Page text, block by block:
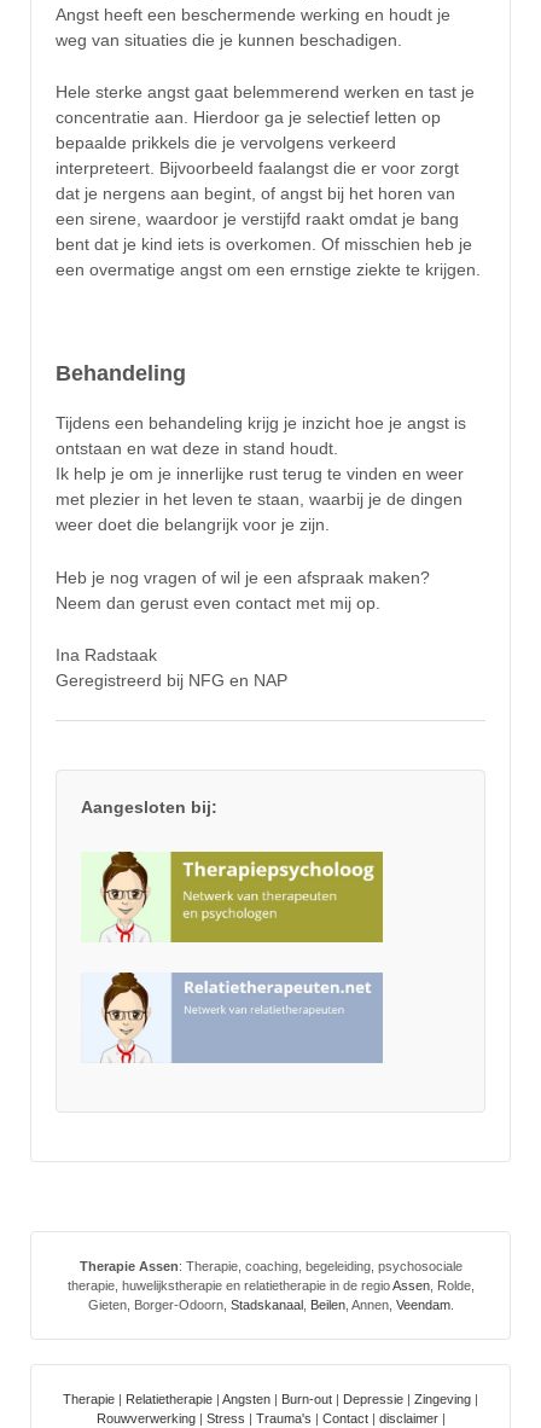
Angst heeft een beschermende werking en houdt je
weg van situaties die je kunnen beschadigen.
Hele sterke angst gaat belemmerend werken en tast je
concentratie aan. Hierdoor ga je selectief letten op
bepaalde prikkels die je vervolgens verkeerd
interpreteert. Bijvoorbeeld faalangst die er voor zorgt
dat je nergens aan begint, of angst bij het horen van
een sirene, waardoor je verstijfd raakt omdat je bang
bent dat je kind iets is overkomen. Of misschien heb je
een overmatige angst om een ernstige ziekte te krijgen.
Behandeling
Tijdens een behandeling krijg je inzicht hoe je angst is
ontstaan en wat deze in stand houdt.
Ik help je om je innerlijke rust terug te vinden en weer
met plezier in het leven te staan, waarbij je de dingen
weer doet die belangrijk voor je zijn.
Heb je nog vragen of wil je een afspraak maken?
Neem dan gerust even contact met mij op.
Ina Radstaak
Geregistreerd bij NFG en NAP
Aangesloten bij:
Therapie Assen: Therapie, coaching, begeleiding, psychosociale
therapie, huwelijkstherapie en relatietherapie in de regioAssen, Rolde,
Gieten, Borger-Odoorn, Stadskanaal, Beilen, Annen, Veendam.
Therapie | Relatietherapie | Angsten | Burn-out | Depressie | Zingeving |
Rouwverwerking| Stress | Trauma's | Contact| disclaimer|